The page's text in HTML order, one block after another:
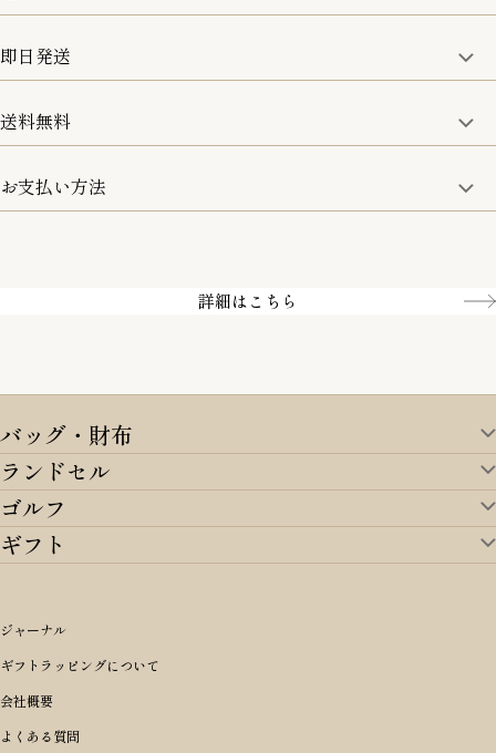
修理などのご相談に関しましては、責任を持って対応させてい
ただきます。
8日以内なら、返品・交換も可能です。
即日発送
15:00までのご注文は即日発送
お取寄せ商品を除く
送料無料
5,500円(税込)以上で全国送料無料となります。
お支払い方法
詳細はこちら
バッグ・財布
バッグ・財布TOP
すべてを見る
アイテムから選ぶ
リュックサック・デイパック・バックパック
ショルダーバッグ
ボディバッグ・ウエストバッグ
長財布
m＋ エムピウ
PORTER 吉田カバン ポーター
BRIEFING ブリーフィング
Dakota ダコタ
ランドセル
ランドセルTOP
すべてを見る
オリジナルランドセル
女の子ランドセル
男の子ランドセル
ランドセル小物・その他
価格から選ぶ
〜49,999円
50,000円〜59,999円
60,000円〜69,999円
ゴルフ
ゴルフTOP
アイテムから選ぶ
キャディバッグ
ヘッドカバー
ゴルフ小物
ブランドから選ぶ
BRIEFING ブリーフィング
master-piece マスターピース
ギフト
シーンから探す
誕生日
結婚祝い
出産祝い
性別・年齢から探す
男性向け
女性向け
予算から探す
〜4,999円
ジャーナル
ギフトラッピングについて
会社概要
よくある質問